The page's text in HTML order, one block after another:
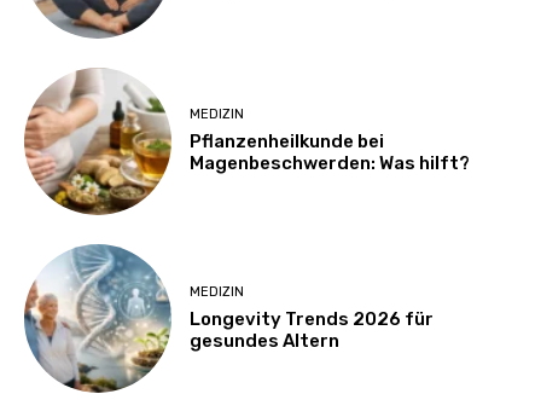
MEDIZIN
Pflanzenheilkunde bei
Magenbeschwerden: Was hilft?
MEDIZIN
Longevity Trends 2026 für
gesundes Altern